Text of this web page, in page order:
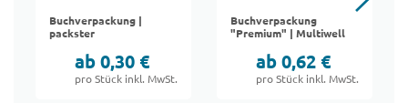
Buchverpackung |
packster
ab 0,30 €
pro Stück inkl. MwSt.
Buchverpackung
"Premium" | Multiwell
ab 0,62 €
pro Stück inkl. MwSt.